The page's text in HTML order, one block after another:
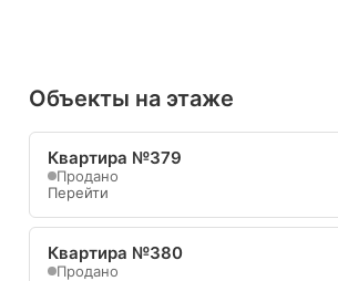
Объекты на этаже
Квартира №379
Продано
Перейти
Квартира №380
Продано